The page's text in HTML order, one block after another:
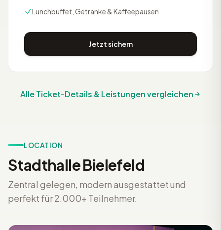
Lunchbuffet, Getränke & Kaffeepausen
Jetzt sichern
Alle Ticket-Details & Leistungen vergleichen
LOCATION
Stadthalle Bielefeld
Zentral gelegen, modern ausgestattet und
perfekt für 2.000+ Teilnehmer.